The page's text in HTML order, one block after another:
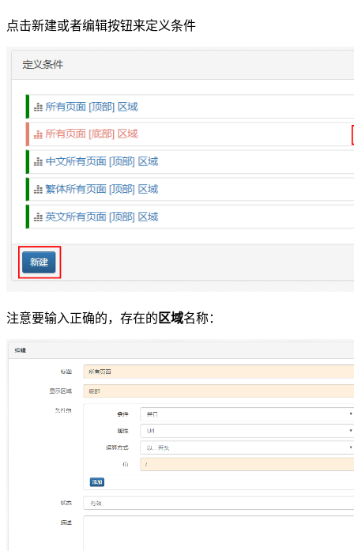
点击新建或者编辑按钮来定义条件
注意要输入正确的，存在的 区域名称：